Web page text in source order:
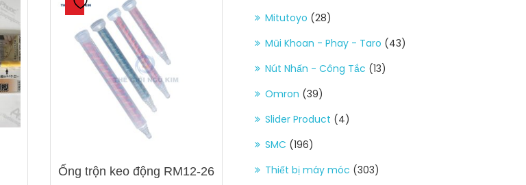
Ống trộn keo động RM12-26
Mitutoyo (28)
Mũi Khoan - Phay - Taro (43)
Nút Nhấn - Công Tắc (13)
Omron (39)
Slider Product (4)
SMC (196)
Thiết bị máy móc (303)